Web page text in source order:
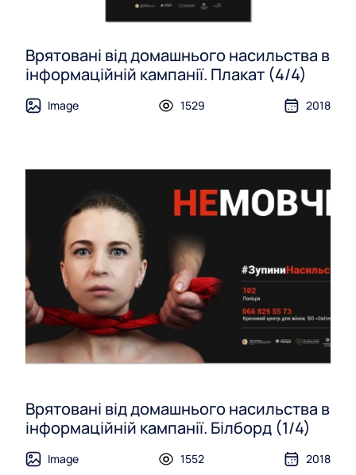
Врятовані від домашнього насильства в
інформаційній кампанії. Плакат (4/4)
Image 1529 2018
Врятовані від домашнього насильства в
інформаційній кампанії. Білборд (1/4)
Image 1552 2018